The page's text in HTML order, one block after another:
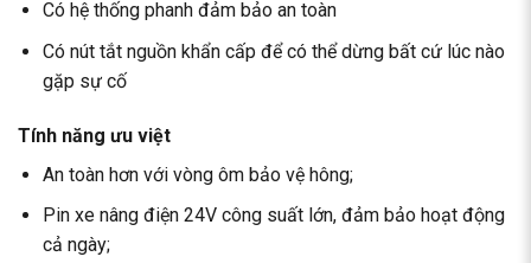
Có hệ thống phanh đảm bảo an toàn
Có nút tắt nguồn khẩn cấp để có thể dừng bất cứ lúc nào
gặp sự cố
Tính năng ưu việt
An toàn hơn với vòng ôm bảo vệ hông;
Pin xe nâng điện 24V công suất lớn, đảm bảo hoạt động
cả ngày;